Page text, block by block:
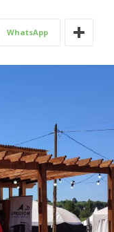
WhatsApp